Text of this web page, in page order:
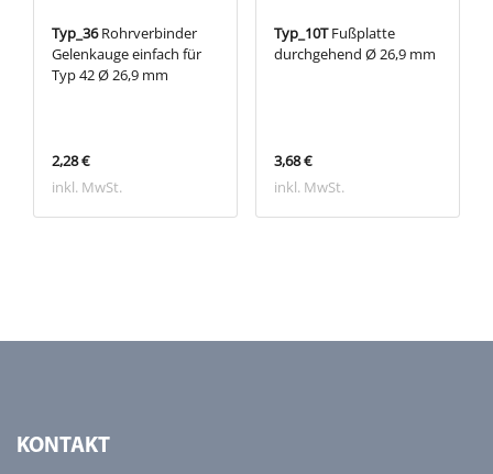
Typ_36Rohrverbinder
Gelenkauge einfach für
Typ 42 Ø 26,9 mm
2,28 €
inkl. MwSt.
Typ_10TFußplatte
durchgehend Ø 26,9 mm
3,68 €
inkl. MwSt.
KONTAKT